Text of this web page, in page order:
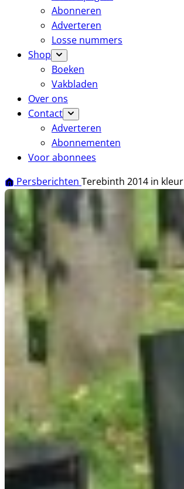
Abonneren
Adverteren
Losse nummers
Shop
Boeken
Vakbladen
Over ons
Contact
Adverteren
Abonnementen
Voor abonnees
Persberichten Terebinth 2014 in kleur